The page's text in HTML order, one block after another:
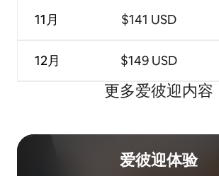
11月
12月
$141 USD
$149 USD
更多爱彼迎内容
爱彼迎体验